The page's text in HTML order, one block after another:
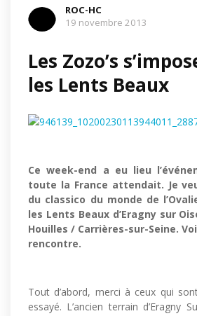
ROC-HC
19 novembre 2013
Les Zozo’s
les Lents Beaux
Ce week-end a eu lieu
toute la France attendait. Je
du classico du monde de
les Lents Beaux d’Eragny sur
Houilles / Carrières-sur-Seine.
rencontre.
Tout d’abord, merci à ceux qui
essayé. L’ancien terrain d’Eragny